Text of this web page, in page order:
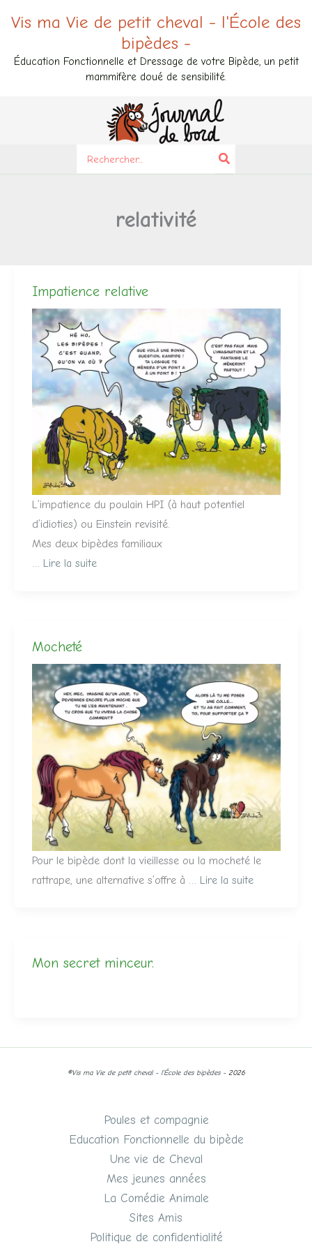
Vis ma Vie de petit cheval - l'École des
bipèdes -
Éducation Fonctionnelle et Dressage de votre Bipède, un petit
mammifère doué de sensibilité.
for:
relativité
Impatience relative
L’impatience du poulain HPI (à haut potentiel
d’idioties) ou Einstein revisité.
Mes deux bipèdes familiaux
… Lire la suite
Mocheté
Pour le bipède dont la vieillesse ou la mocheté le
rattrape, une alternative s’offre à … Lire la suite
Mon secret minceur.
©Vis ma Vie de petit cheval - l'École des bipèdes - 2026
Poules et compagnie
Education Fonctionnelle du bipède
Une vie de Cheval
Mes jeunes années
La Comédie Animale
Sites Amis
Politique de confidentialité